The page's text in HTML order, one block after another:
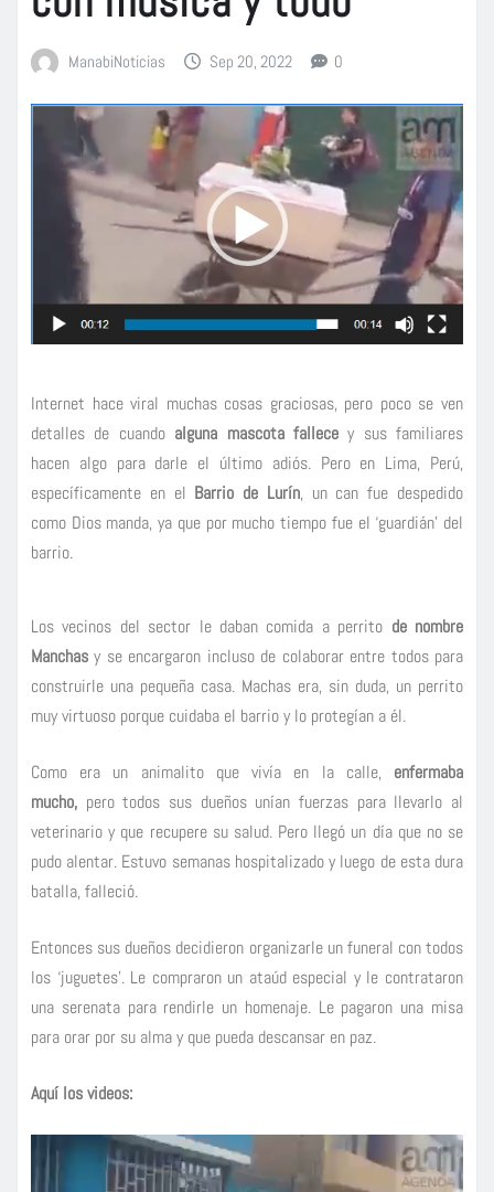
ManabiNoticias Sep 20, 2022 0
Internet hace viral muchas cosas graciosas, pero poco se ven
detalles de cuandoalguna mascota fallecey sus familiares
hacen algo para darle el último adiós. Pero en Lima, Perú,
específicamente en el Barrio de Lurín, un can fue despedido
como Dios manda, ya que por mucho tiempo fue el ‘guardián’ del
barrio.
Los vecinos del sector le daban comida a perrito de nombre
Manchas y se encargaron incluso de colaborar entre todos para
construirle una pequeña casa. Machas era, sin duda, un perrito
muy virtuoso porque cuidaba el barrio y lo protegían a él.
Como era un animalito que vivía en la calle, enfermaba
mucho, pero todos sus dueños unían fuerzas para llevarlo al
veterinario y que recupere su salud. Pero llegó un día que no se
pudo alentar. Estuvo semanas hospitalizado y luego de esta dura
batalla, falleció.
Entonces sus dueños decidieron organizarle un funeral con todos
los ‘juguetes’. Le compraron un ataúd especial y le contrataron
una serenata para rendirle un homenaje. Le pagaron una misa
para orar por su alma y que pueda descansar en paz.
Aquí los videos: